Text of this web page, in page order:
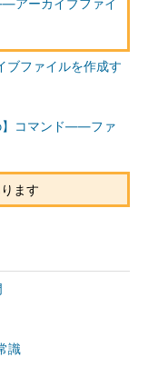
る
ディレクトリに変更して
（デフォルト）
も可能。この場合、指定
除かない
アーカイブファイ
ファイルを作成す
】コマンド――ファ
ます
識